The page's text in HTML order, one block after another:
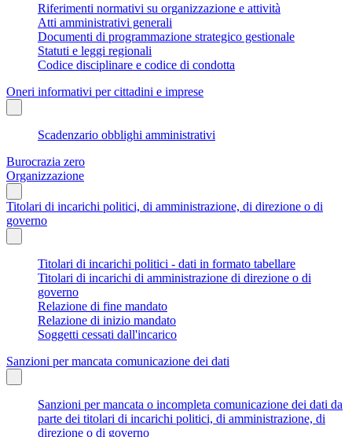
Riferimenti normativi su organizzazione e attività
Atti amministrativi generali
Documenti di programmazione strategico gestionale
Statuti e leggi regionali
Codice disciplinare e codice di condotta
Oneri informativi per cittadini e imprese
Scadenzario obblighi amministrativi
Burocrazia zero
Organizzazione
Titolari di incarichi politici, di amministrazione, di direzione o di
governo
Titolari di incarichi politici - dati in formato tabellare
Titolari di incarichi di amministrazione di direzione o di
governo
Relazione di fine mandato
Relazione di inizio mandato
Soggetti cessati dall'incarico
Sanzioni per mancata comunicazione dei dati
Sanzioni per mancata o incompleta comunicazione dei dati da
parte dei titolari di incarichi politici, di amministrazione, di
direzione o di governo